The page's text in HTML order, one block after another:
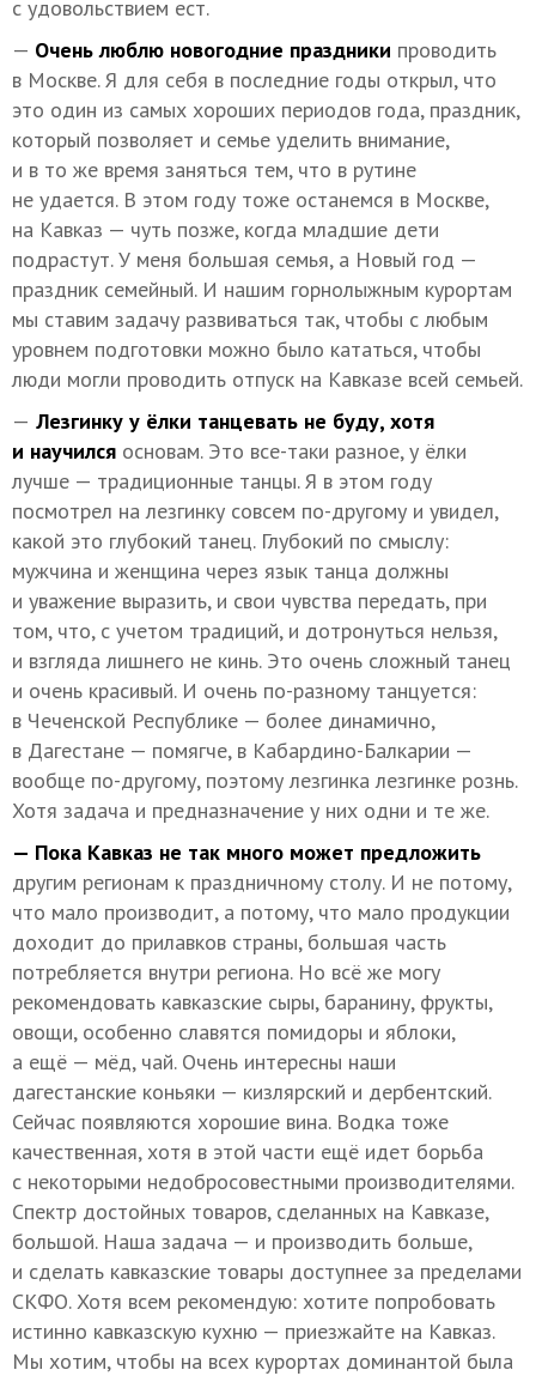
с удовольствием ест.
— Очень люблю новогодние праздники проводить
в Москве. Я для себя в последние годы открыл, что
это один из самых хороших периодов года, праздник,
который позволяет и семье уделить внимание,
и в то же время заняться тем, что в рутине
не удается. В этом году тоже останемся в Москве,
на Кавказ — чуть позже, когда младшие дети
подрастут. У меня большая семья, а Новый год —
праздник семейный. И нашим горнолыжным курортам
мы ставим задачу развиваться так, чтобы с любым
уровнем подготовки можно было кататься, чтобы
люди могли проводить отпуск на Кавказе всей семьей.
— Лезгинку у ёлки танцевать не буду, хотя
и научился основам. Это все-таки разное, у ёлки
лучше — традиционные танцы. Я в этом году
посмотрел на лезгинку совсем по-другому и увидел,
какой это глубокий танец. Глубокий по смыслу:
мужчина и женщина через язык танца должны
и уважение выразить, и свои чувства передать, при
том, что, с учетом традиций, и дотронуться нельзя,
и взгляда лишнего не кинь. Это очень сложный танец
и очень красивый. И очень по-разному танцуется:
в Чеченской Республике — более динамично,
в Дагестане — помягче, в Кабардино-Балкарии —
вообще по-другому, поэтому лезгинка лезгинке рознь.
Хотя задача и предназначение у них одни и те же.
— Пока Кавказ не так много может предложить
другим регионам к праздничному столу. И не потому,
что мало производит, а потому, что мало продукции
доходит до прилавков страны, большая часть
потребляется внутри региона. Но всё же могу
рекомендовать кавказские сыры, баранину, фрукты,
овощи, особенно славятся помидоры и яблоки,
а ещё — мёд, чай. Очень интересны наши
дагестанские коньяки — кизлярский и дербентский.
Сейчас появляются хорошие вина. Водка тоже
качественная, хотя в этой части ещё идет борьба
с некоторыми недобросовестными производителями.
Спектр достойных товаров, сделанных на Кавказе,
большой. Наша задача — и производить больше,
и сделать кавказские товары доступнее за пределами
СКФО. Хотя всем рекомендую: хотите попробовать
истинно кавказскую кухню — приезжайте на Кавказ.
Мы хотим, чтобы на всех курортах доминантой была